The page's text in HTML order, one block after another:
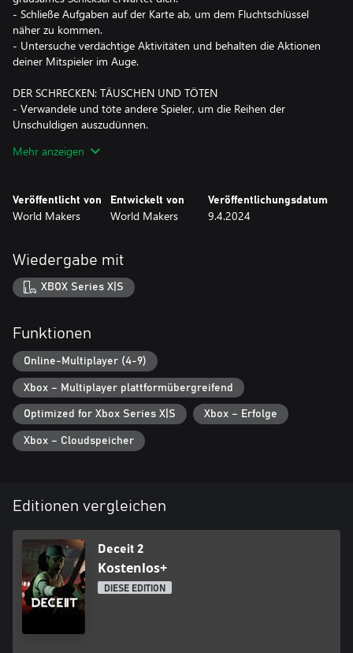
- Schließe Aufgaben auf der Karte ab, um dem Fluchtschlüssel
näher zu kommen.
- Untersuche verdächtige Aktivitäten und behalten die Aktionen
deiner Mitspieler im Auge.
DER SCHRECKEN: TÄUSCHEN UND TÖTEN
- Verwandele und töte andere Spieler, um die Reihen der
Unschuldigen auszudünnen.
- Manipuliere deine Gegner und treibe sie in den Wahnsinn,
DER VERFLUCHTE: STÖREN UND VERWIRREN
- Werde zu einem wahren Agenten des Chaos und nutze deinen
Fluch, um das Spiel auf deine Weise zu gewinnen.
- Jeder Fluch bringt einen einzigartigen Ansatz ins Spiel.
MEISTERE DAS RITUAL
- Schalte neue Gegenstände und Mutationen frei, die einzigartige
Spielweisen und Strategien ermöglichen.
- Erweitere deine Garderobe mit epischen Charakter- und
Gegenstandskosmetika.
Mehr anzeigen
Veröffentlicht von
World Makers
Entwickelt von
World Makers
Veröffentlichungsdatum
9.4.2024
Wiedergabe mit
XBOX Series X|S
Funktionen
Online-Multiplayer (4-9)
Xbox – Multiplayer plattformübergreifend
Optimized for Xbox Series X|S Xbox – Erfolge
Xbox – Cloudspeicher
Editionen vergleichen
Deceit 2
Kostenlos+
DIESE EDITION